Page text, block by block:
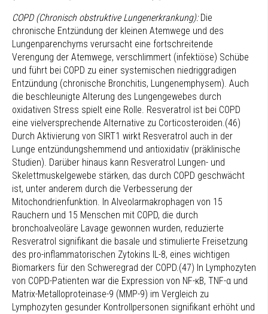
COPD (Chronisch obstruktive Lungenerkrankung):Die
chronische Entzündung der kleinen Atemwege und des
Lungenparenchyms verursacht eine fortschreitende
Verengung der Atemwege, verschlimmert (infektiöse) Schübe
und führt bei COPD zu einer systemischen niedriggradigen
Entzündung (chronische Bronchitis, Lungenemphysem). Auch
die beschleunigte Alterung des Lungengewebes durch
oxidativen Stress spielt eine Rolle. Resveratrol ist bei COPD
eine vielversprechende Alternative zu Corticosteroiden.(46)
Durch Aktivierung von SIRT1 wirkt Resveratrol auch in der
Lunge entzündungshemmend und antioxidativ (präklinische
Studien). Darüber hinaus kann Resveratrol Lungen- und
Skelettmuskelgewebe stärken, das durch COPD geschwächt
ist, unter anderem durch die Verbesserung der
Mitochondrienfunktion. In Alveolarmakrophagen von 15
Rauchern und 15 Menschen mit COPD, die durch
bronchoalveoläre Lavage gewonnen wurden, reduzierte
Resveratrol signifikant die basale und stimulierte Freisetzung
des pro-inflammatorischen Zytokins IL-8, eines wichtigen
Biomarkers für den Schweregrad der COPD.(47) In Lymphozyten
von COPD-Patienten war die Expression von NF-κB, TNF-α und
Matrix-Metalloproteinase-9 (MMP-9) im Vergleich zu
Lymphozyten gesunder Kontrollpersonen signifikant erhöht und